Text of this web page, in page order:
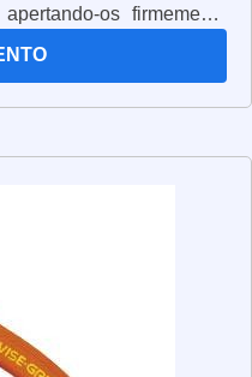
os firmemente
Os alicates de
uma alça ergonômica
uma lâmina de aço
alicates de crimpar são
ser usados para
e espessuras. Eles
cabos de alta tensão,
altas temperaturas. Se